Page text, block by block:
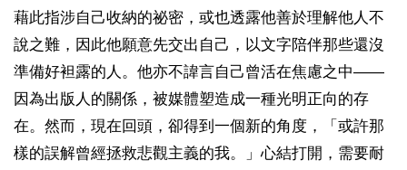
藉此指涉自己收納的祕密，或也透露他善於理解他人不
說之難，因此他願意先交出自己，以文字陪伴那些還沒
準備好袒露的人。他亦不諱言自己曾活在焦慮之中――
因為出版人的關係，被媒體塑造成一種光明正向的存
在。然而，現在回頭，卻得到一個新的角度，「或許那
樣的誤解曾經拯救悲觀主義的我。」心結打開，需要耐